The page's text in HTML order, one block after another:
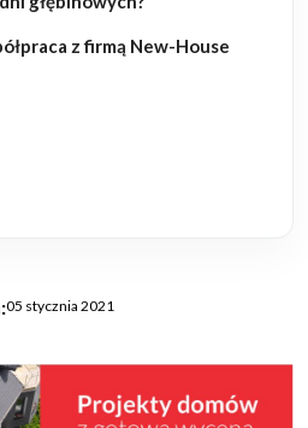
z firmą New-House
05 stycznia 2021